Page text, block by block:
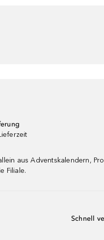
aus Adventskalendern,
Filiale.
Schnell